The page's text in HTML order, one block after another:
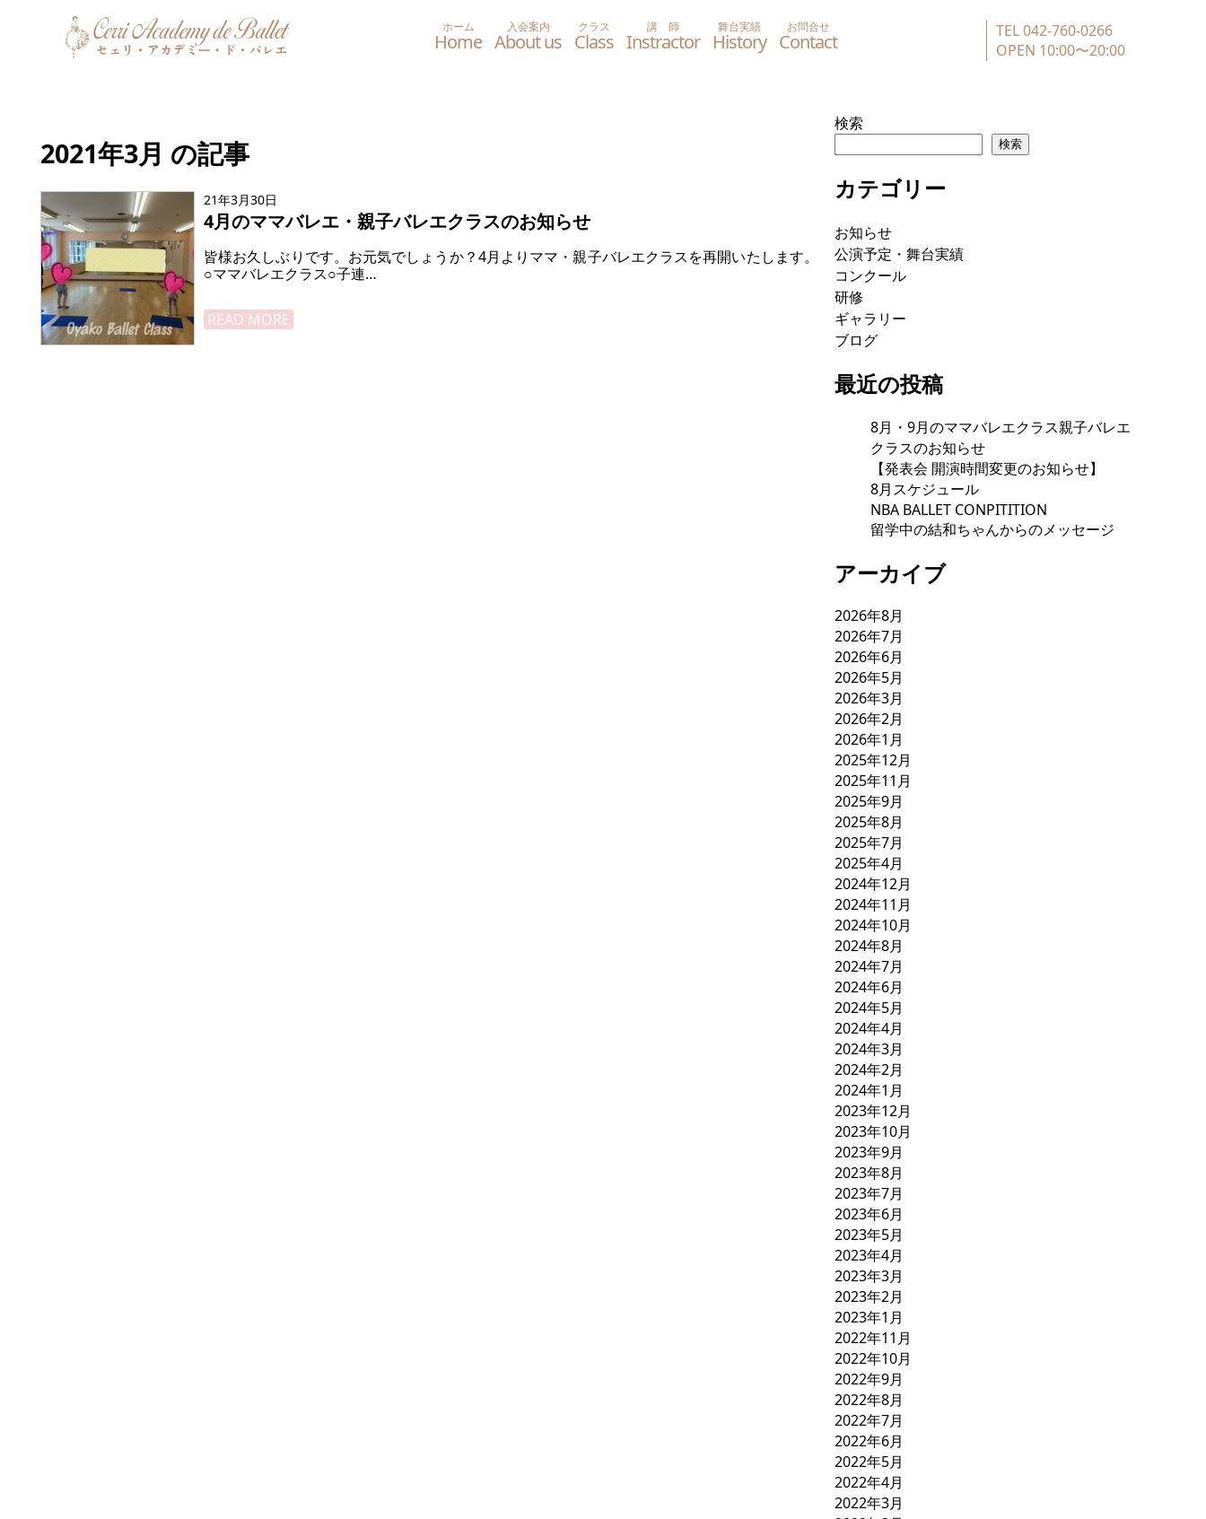
ホーム 入会案内 クラス 講 師 舞台実績 お問合せ
TEL 042-760-0266
OPEN 10:00〜20:00
2021年3月 の記事
21年3月30日
4月のママバレエ・親子バレエクラスのお知らせ
皆様お久しぶりです。お元気でしょうか？4月よりママ・親子バレエクラスを再開いたします。
○ママバレエクラス○子連…
READ MORE
検索
検索
カテゴリー
お知らせ
公演予定・舞台実績
コンクール
研修
ギャラリー
ブログ
最近の投稿
8月・9月のママバレエクラス親子バレエ
クラスのお知らせ
【発表会 開演時間変更のお知らせ】
8月スケジュール
NBA BALLET CONPITITION
留学中の結和ちゃんからのメッセージ
アーカイブ
2026年8月
2026年7月
2026年6月
2026年5月
2026年3月
2026年2月
2026年1月
2025年12月
2025年11月
2025年9月
2025年8月
2025年7月
2025年4月
2024年12月
2024年11月
2024年10月
2024年8月
2024年7月
2024年6月
2024年5月
2024年4月
2024年3月
2024年2月
2024年1月
2023年12月
2023年10月
2023年9月
2023年8月
2023年7月
2023年6月
2023年5月
2023年4月
2023年3月
2023年2月
2023年1月
2022年11月
2022年10月
2022年9月
2022年8月
2022年7月
2022年6月
2022年5月
2022年4月
2022年3月